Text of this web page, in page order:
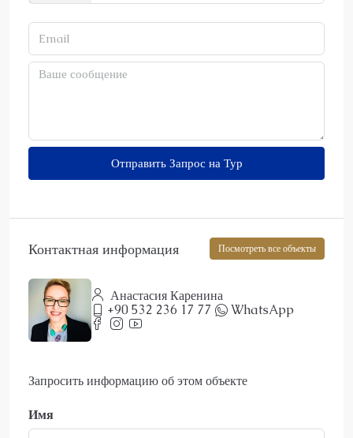
Отправить Запрос на Тур
Контактная информация Посмотреть все объекты
Анастасия Каренина
+90 532 236 17 77
WhatsApp
Запросить информацию об этом объекте
Имя